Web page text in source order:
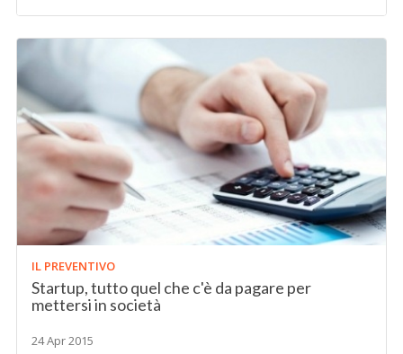
IL PREVENTIVO
Startup, tutto quel che c'è da pagare per
mettersi in società
24 Apr 2015